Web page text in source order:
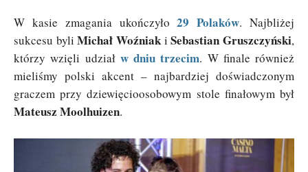
W kasie zmagania ukończyło29 Polaków. Najbliżej
sukcesu byliMichał Woźniak i Sebastian Gruszczyński,
którzy wzięli udział w dniu trzecim. W finale również
mieliśmy polski akcent – najbardziej doświadczonym
graczem przy dziewięcioosobowym stole finałowym był
Mateusz Moolhuizen.